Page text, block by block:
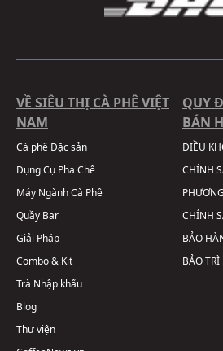
VỀ SIÊU THỊ CÀ PHÊ VIỆT
NAM
Cà phê Đặc sản
Dụng Cụ Pha Chế
Máy Ngành Cà Phê
Quầy Bar
Giải Pháp
Combo & Kit
Trà Nhập khẩu
Blog
Thư viện
QUY
BÁN
ĐIỀU
CHÍNH
CHÍNH
BẢO
BẢO